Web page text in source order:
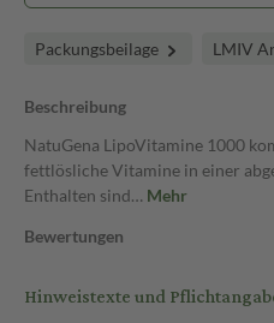
Packungsbeilage LMIV
Beschreibung
NatuGena LipoVitamine 1000
fettlösliche Vitamine in einer
Enthalten sind… Mehr
Bewertungen
Hinweistexte und